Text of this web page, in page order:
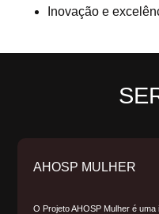
Inovação e
AHOSP MULHER
O Projeto AHOSP Mulher é